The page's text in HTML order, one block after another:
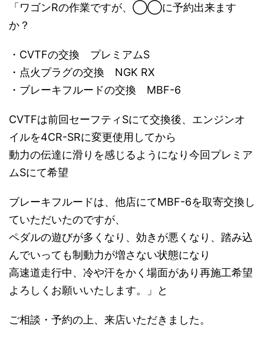
「ワゴンRの作業ですが、◯◯に予約出来ます
か？
・CVTFの交換 プレミアムS
・点火プラグの交換 NGK RX
・ブレーキフルードの交換 MBF-6
CVTFは前回セーフティSにて交換後、エンジンオ
イルを4CR-SRに変更使用してから
動力の伝達に滑りを感じるようになり今回プレミア
ムSにて希望
ブレーキフルードは、他店にてMBF-6を取寄交換し
ていただいたのですが、
ペダルの遊びが多くなり、効きが悪くなり、踏み込
んでいっても制動力が増さない状態になり
高速道走行中、冷や汗をかく場面があり再施工希望
よろしくお願いいたします。」と
ご相談・予約の上、来店いただきました。